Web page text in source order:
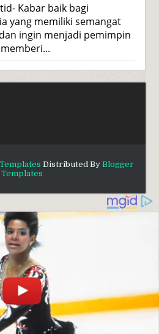
Kabar baik bagi
yang memiliki semangat
ingin menjadi pemimpin
Distributed By Blogger
Templates